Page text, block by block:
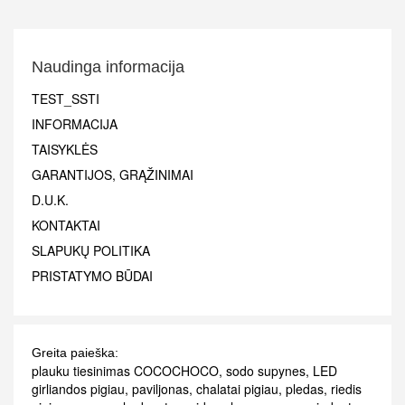
Naudinga informacija
TEST_SSTI
INFORMACIJA
TAISYKLĖS
GARANTIJOS, GRĄŽINIMAI
D.U.K.
KONTAKTAI
SLAPUKŲ POLITIKA
PRISTATYMO BŪDAI
Greita paieška:
plauku tiesinimas COCOCHOCO, sodo supynes, LED
girliandos pigiau, paviljonas, chalatai pigiau, pledas, riedis